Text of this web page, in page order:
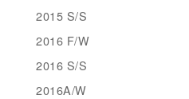
2015 S/S
2016 F/W
2016 S/S
2016A/W